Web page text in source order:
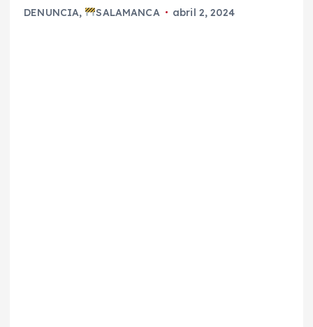
DENUNCIA, SALAMANCA abril 2, 2024